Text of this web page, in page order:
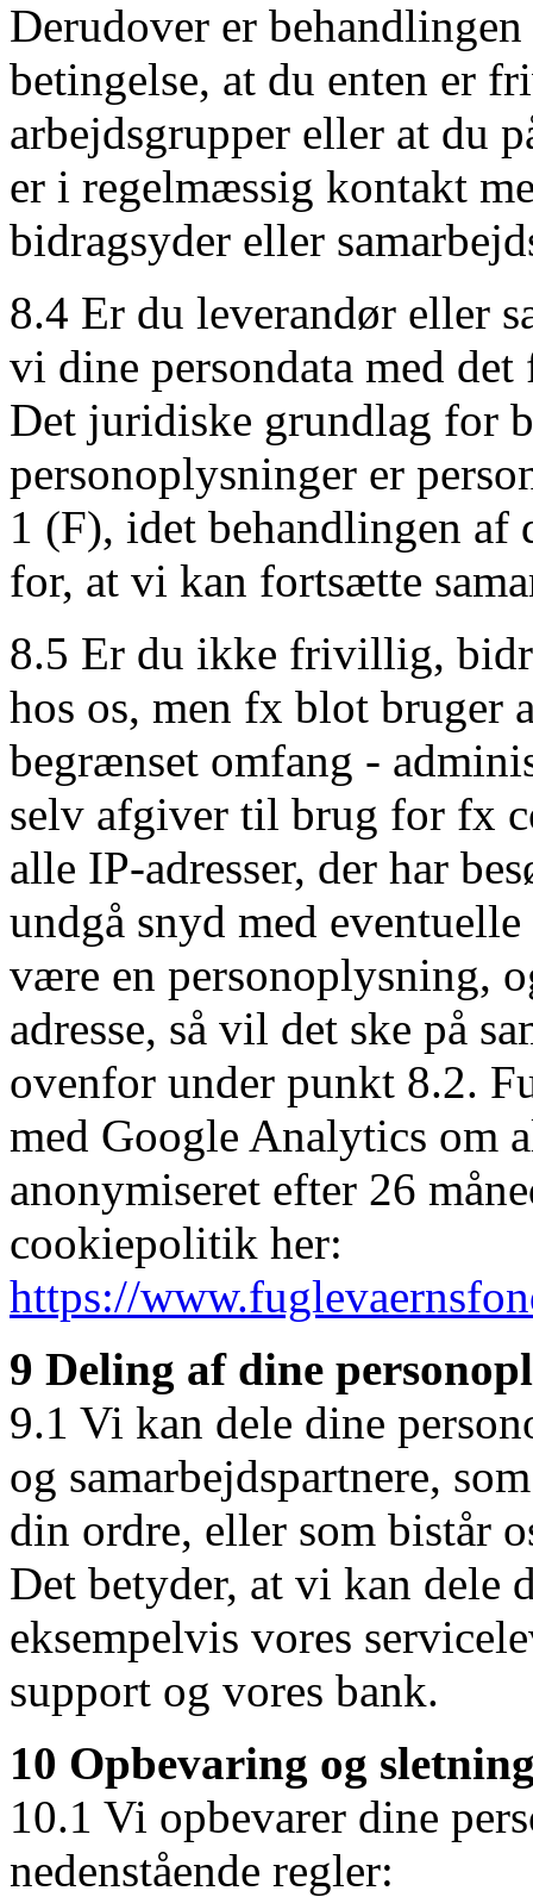
Derudover er
betingelse, at du enten er
arbejdsgrupper eller at du
er i regelmæssig kontakt
bidragsyder eller
8.4 Er du leverandør eller
vi dine persondata med
Det juridiske grundlag for
personoplysninger er
1 (F), idet behandlingen
for, at vi kan fortsætte
8.5 Er du ikke frivillig,
hos os, men fx blot bruger
begrænset omfang -
selv afgiver til brug for fx
alle IP-adresser, der har
undgå snyd med
være en personoplysning,
adresse, så vil det ske på
ovenfor under punkt 8.2.
med Google Analytics om
anonymiseret efter 26
cookiepolitik her:
https://
9 Deling af dine
9.1 Vi kan dele dine
og samarbejdspartnere,
din ordre, eller som bistår
Det betyder, at vi kan dele
eksempelvis vores
support og vores bank.
10 Opbevaring og
10.1 Vi opbevarer dine
nedenstående regler: